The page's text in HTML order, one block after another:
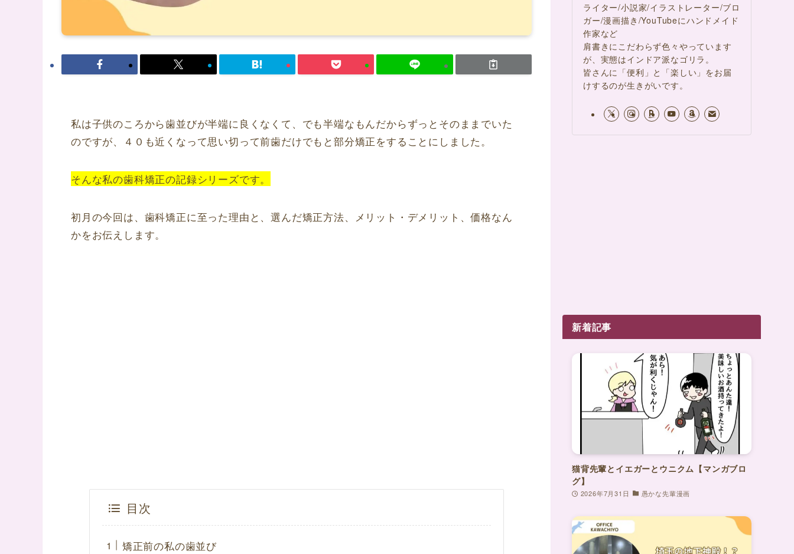
私は子供のころから歯並びが半端に良くなくて、でも半端なもんだからずっとそのままでいた
のですが、４０も近くなって思い切って前歯だけでもと部分矯正をすることにしました。
そんな私の歯科矯正の記録シリーズです。
初月の今回は、歯科矯正に至った理由と、選んだ矯正方法、メリット・デメリット、価格なん
かをお伝えします。
目次
矯正前の私の歯並び
ライター/小説家/イラストレーター/ブロ
ガー/漫画描き/YouTubeにハンドメイド
作家など
肩書きにこだわらず色々やっています
が、実態はインドア派なゴリラ。
皆さんに「便利」と「楽しい」をお届
けするのが生きがいです。
新着記事
猫背先輩とイエガーとウニクム【マンガブロ
グ】
2026年7月31日 愚かな先輩漫画